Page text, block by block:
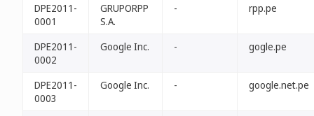
DPE2011-
0001
GRUPORPP
S.A.
- rpp.pe
DPE2011-
0002
Google Inc. - gogle.pe
DPE2011-
0003
Google Inc. - google.net.pe